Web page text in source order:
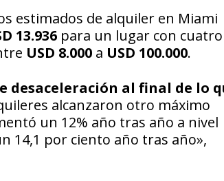
estimados de alquiler en Miami
13.936para un lugar con cuatro
USD 8.000a USD 100.000.
desaceleración al final de lo
alcanzaron otro máximo
un 12% año tras año a nivel
14,1 por ciento año tras año»,